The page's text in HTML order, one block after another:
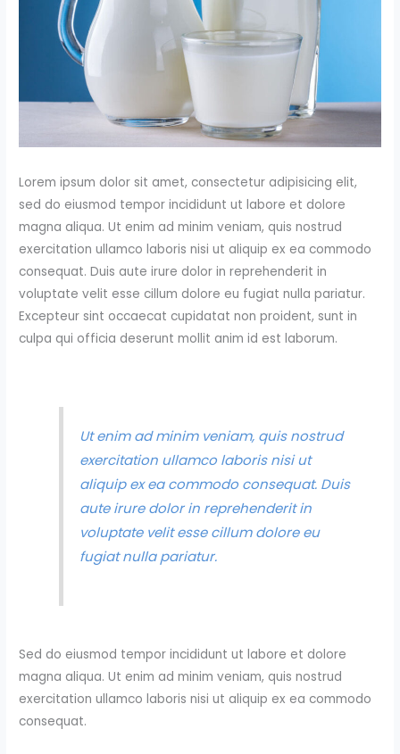
Lorem ipsum dolor sit amet, consectetur adipisicing elit,
sed do eiusmod tempor incididunt ut labore et dolore
magna aliqua. Ut enim ad minim veniam, quis nostrud
exercitation ullamco laboris nisi ut aliquip ex ea commodo
consequat. Duis aute irure dolor in reprehenderit in
voluptate velit esse cillum dolore eu fugiat nulla pariatur.
Excepteur sint occaecat cupidatat non proident, sunt in
culpa qui officia deserunt mollit anim id est laborum.
Ut enim ad minim veniam, quis nostrud
exercitation ullamco laboris nisi ut
aliquip ex ea commodo consequat. Duis
aute irure dolor in reprehenderit in
voluptate velit esse cillum dolore eu
fugiat nulla pariatur.
Sed do eiusmod tempor incididunt ut labore et dolore
magna aliqua. Ut enim ad minim veniam, quis nostrud
exercitation ullamco laboris nisi ut aliquip ex ea commodo
consequat.